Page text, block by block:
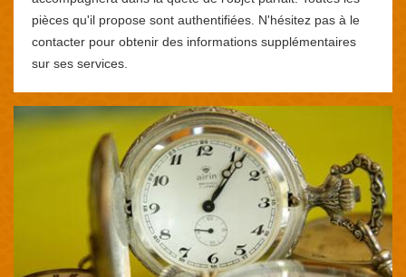
pièces qu'il propose sont authentifiées. N'hésitez pas à le
contacter pour obtenir des informations supplémentaires
sur ses services.